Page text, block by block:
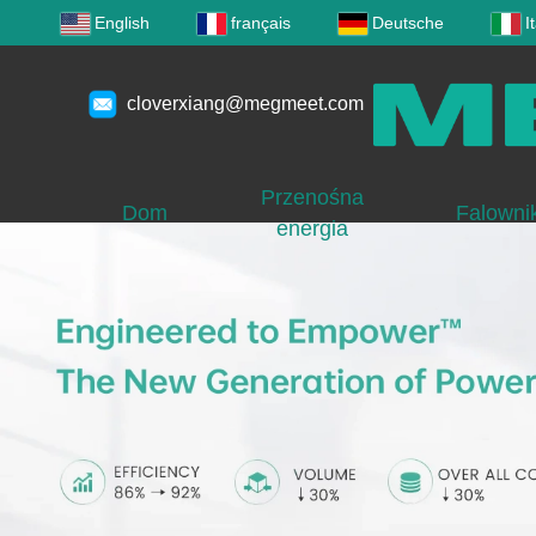
English français Deutsche
cloverxiang@megmeet.com
Dom
Przenośna
energia